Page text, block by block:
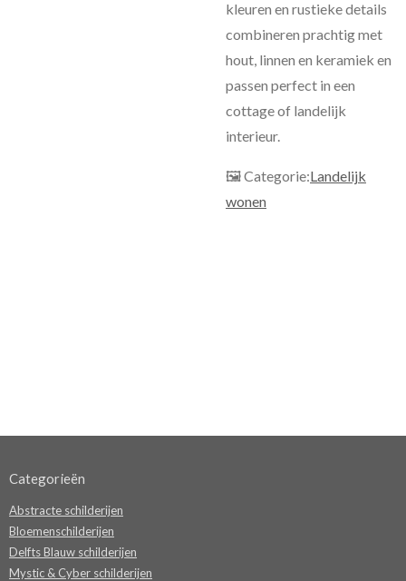
kleuren en rustieke details
combineren prachtig met
hout, linnen en keramiek en
passen perfect in een
cottage of landelijk
interieur.
🖼 Categorie:Landelijk
wonen
Categorieën
Abstracte schilderijen
Bloemenschilderijen
Delfts Blauw schilderijen
Mystic & Cyber schilderijen